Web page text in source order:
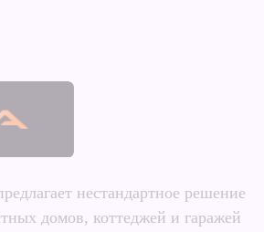
нестандартное решение
домов, коттеджей и гаражей